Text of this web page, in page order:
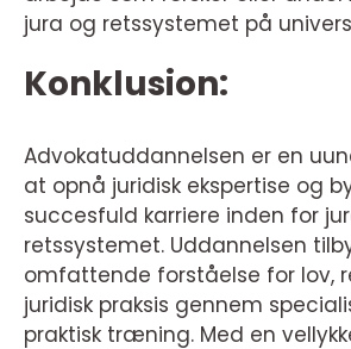
jura og retssystemet på
Konklusion:
Advokatuddannelsen er en
at opnå juridisk ekspertise og
succesfuld karriere inden for
retssystemet. Uddannelsen
omfattende forståelse for lov,
juridisk praksis gennem
praktisk træning. Med en